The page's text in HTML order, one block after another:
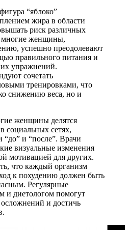
“яблоко”
жира в области
риск различных
многие женщины,
успешно преодолевают
правильного питания и
упражнений.
сочетать
тренировками, что
снижению веса, но и
женщины делятся
социальных сетях,
и “после”. Врачи
визуальные изменения
мотивацией для других.
что каждый организм
к похудению должен быть
Регулярные
и диетологом помогут
и достичь